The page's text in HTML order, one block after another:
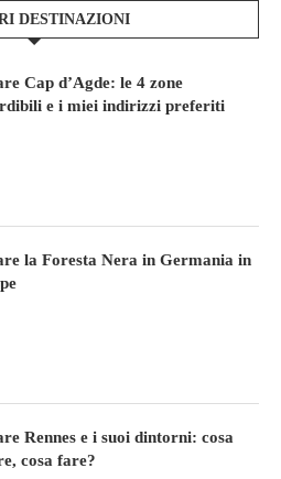
DESTINAZIONI
Cap d’Agde: le 4 zone
e i miei indirizzi preferiti
la Foresta Nera in Germania in
Rennes e i suoi dintorni: cosa
cosa fare?